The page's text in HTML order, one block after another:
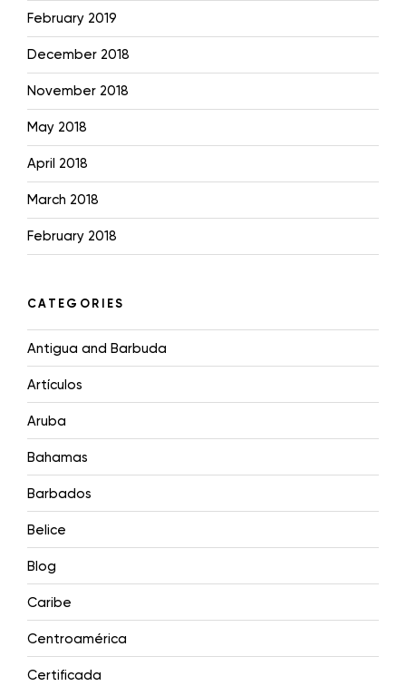
February 2019
December 2018
November 2018
May 2018
April 2018
March 2018
February 2018
CATEGORIES
Antigua and Barbuda
Artículos
Aruba
Bahamas
Barbados
Belice
Blog
Caribe
Centroamérica
Certificada